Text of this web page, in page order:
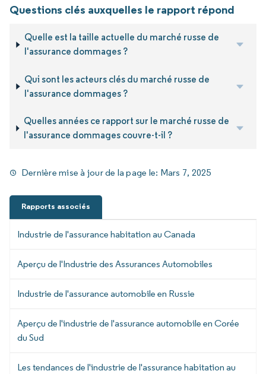
Questions clés auxquelles le rapport répond
Quelle est la taille actuelle du marché russe de
l'assurance dommages ?
Qui sont les acteurs clés du marché russe de
l'assurance dommages ?
Quelles années ce rapport sur le marché russe de
l'assurance dommages couvre-t-il ?
Dernière mise à jour de la page le: Mars 7, 2025
Rapports associés
Industrie de l'assurance habitation au Canada
Aperçu de l'Industrie des Assurances Automobiles
Industrie de l'assurance automobile en Russie
Aperçu de l'industrie de l'assurance automobile en Corée
du Sud
Les tendances de l'industrie de l'assurance habitation au